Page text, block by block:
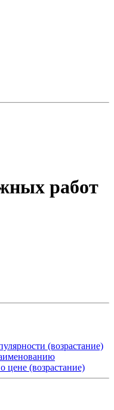
работ
(возрастание)
цене (возрастание)